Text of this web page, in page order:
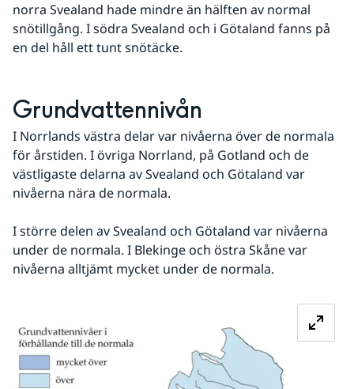
norra Svealand hade mindre än hälften av normal
snötillgång. I södra Svealand och i Götaland fanns på
en del håll ett tunt snötäcke.
Grundvattennivån
I Norrlands västra delar var nivåerna över de normala
för årstiden. I övriga Norrland, på Gotland och de
västligaste delarna av Svealand och Götaland var
nivåerna nära de normala.
I större delen av Svealand och Götaland var nivåerna
under de normala. I Blekinge och östra Skåne var
nivåerna alltjämt mycket under de normala.